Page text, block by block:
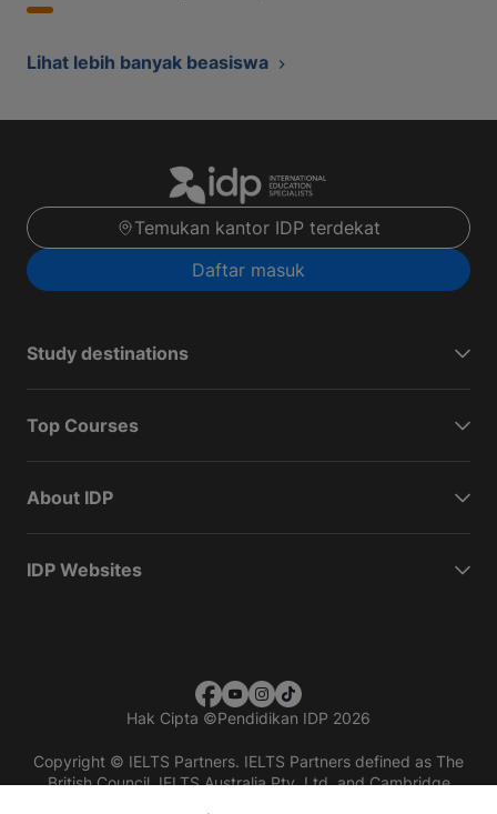
Lihat lebih banyak beasiswa
Temukan kantor IDP terdekat
Daftar masuk
Study destinations
Top Courses
About IDP
IDP Websites
Hak Cipta ©Pendidikan IDP 2026
Copyright © IELTS Partners. IELTS Partners defined as The
British Council, IELTS Australia Pty. Ltd. and Cambridge